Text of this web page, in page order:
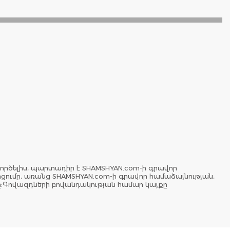
պարտադիր է SHAMSHYAN.com-ի գրավոր
առանց SHAMSHYAN.com-ի գրավոր համաձայնության,
բովանդակության համար կայքը